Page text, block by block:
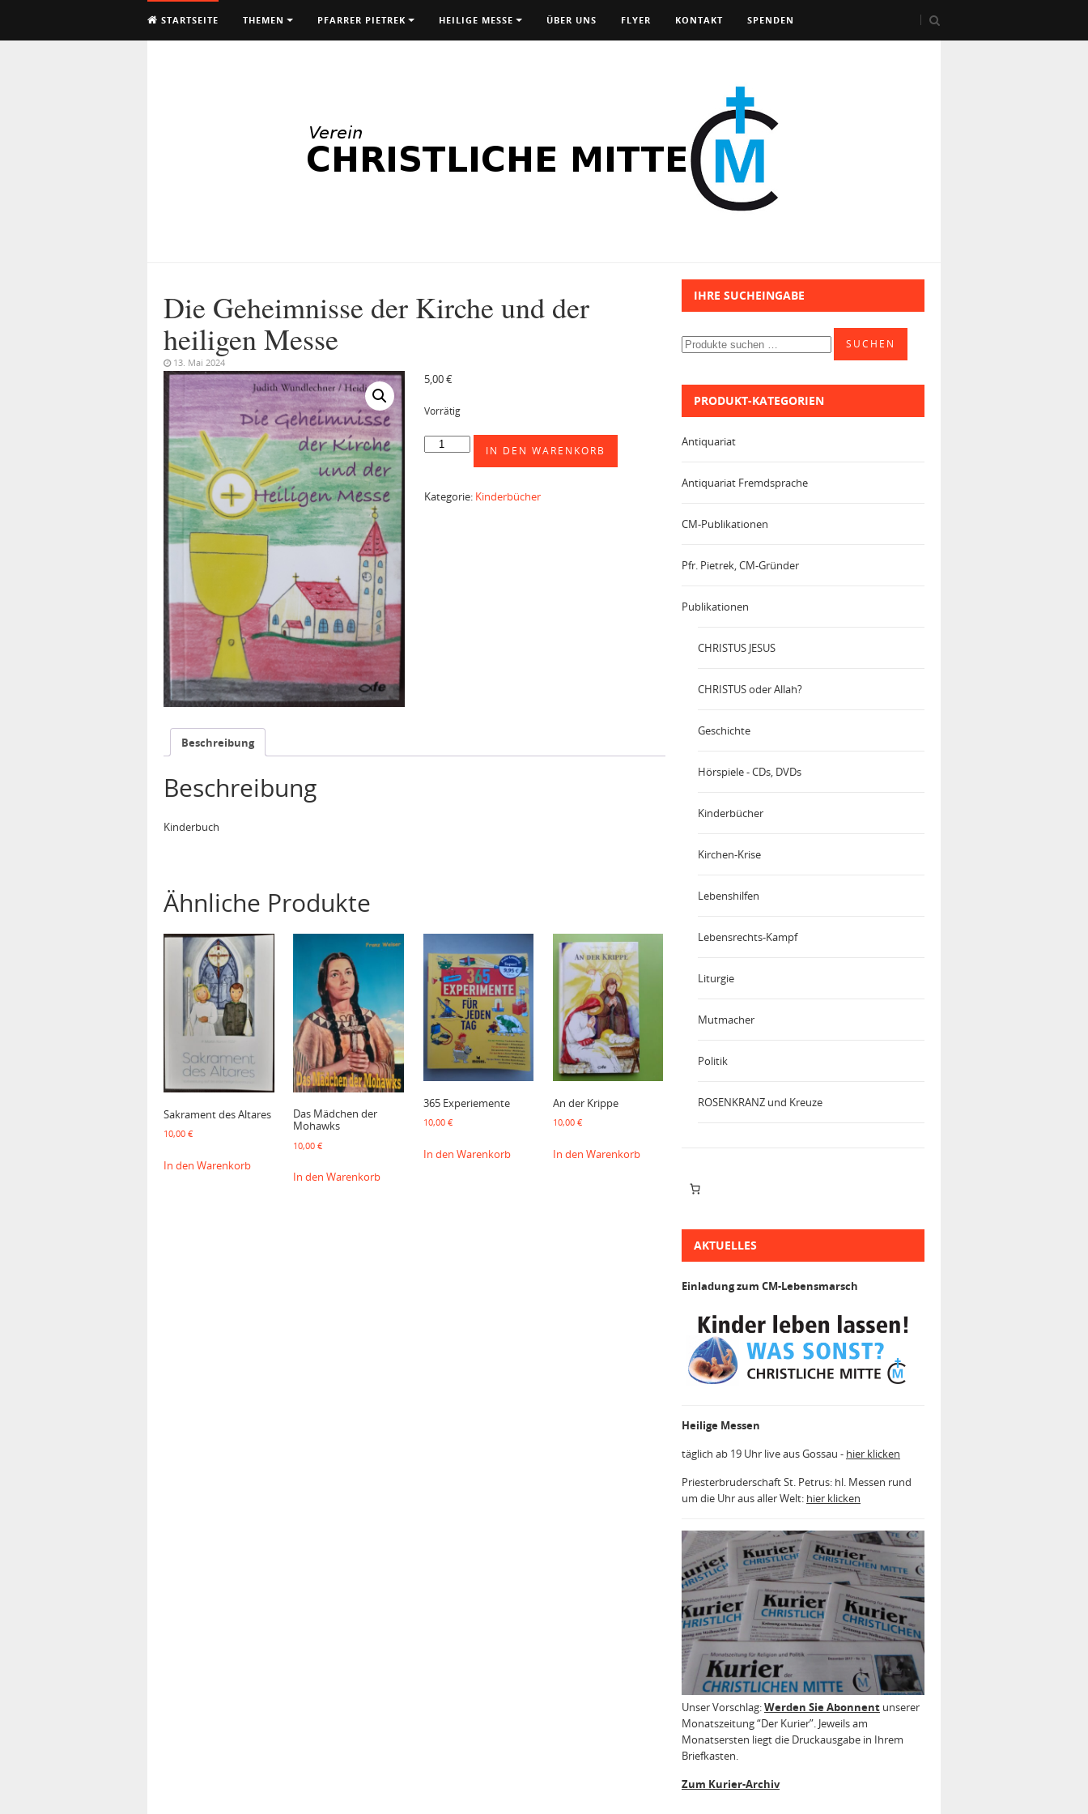
STARTSEITE THEMEN PFARRER PIETREK HEILIGE MESSE ÜBER UNS FLYER KONTAKT SPENDEN
Die Geheimnisse der Kirche und der
heiligen Messe
13. Mai 2024
5,00€
Vorrätig
Kirche
IN DEN WARENKORB
Kategorie: Kinderbücher
Beschreibung
Beschreibung
Kinderbuch
Ähnliche Produkte
Sakrament des Altares
10,00 €
In den Warenkorb
Das Mädchen der
Mohawks
10,00€
In den Warenkorb
365 Experiemente
10,00 €
In den Warenkorb
An der Krippe
10,00 €
In den Warenkorb
IHRE SUCHEINGABE
Suchen
nach:
SUCHEN
PRODUKT-KATEGORIEN
Antiquariat
Antiquariat Fremdsprache
CM-Publikationen
Pfr. Pietrek, CM-Gründer
Publikationen
CHRISTUS JESUS
CHRISTUS oder Allah?
Geschichte
Hörspiele - CDs, DVDs
Kinderbücher
Kirchen-Krise
Lebenshilfen
Lebensrechts-Kampf
Liturgie
Mutmacher
Politik
ROSENKRANZ und Kreuze
AKTUELLES
Einladung zum CM-Lebensmarsch
Heilige Messen
täglich ab 19 Uhr live aus Gossau - hier klicken
Priesterbruderschaft St. Petrus: hl. Messen rund
um die Uhr aus aller Welt: hier klicken
Unser Vorschlag:Werden Sie Abonnent unserer
Monatszeitung “Der Kurier”. Jeweils am
Monatsersten liegt die Druckausgabe in Ihrem
Briefkasten.
Zum Kurier-Archiv